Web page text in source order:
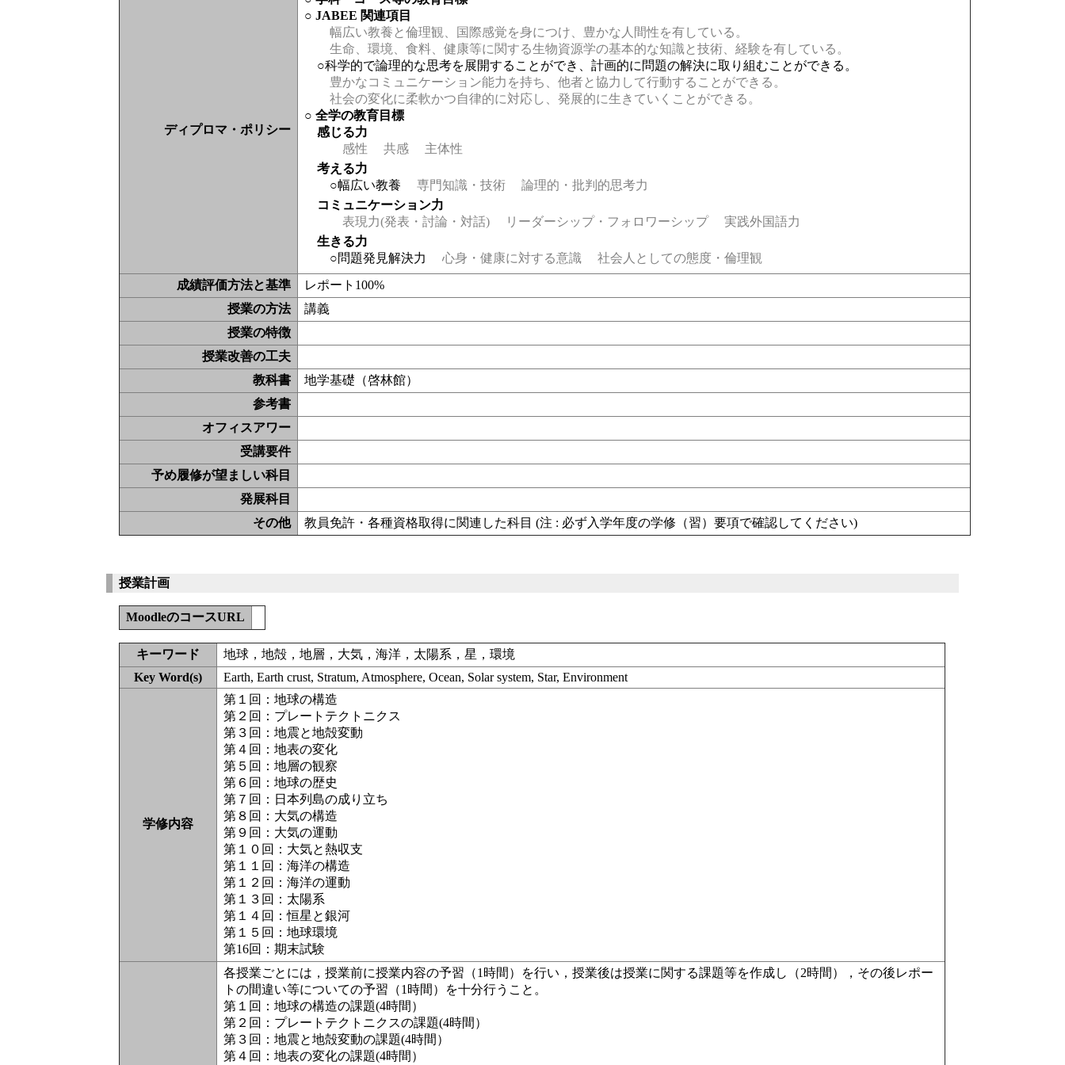
ディプロマ・ポリシー
○ JABEE 関連項目
幅広い教養と倫理観、国際感覚を身につけ、豊かな人間性を有している。
生命、環境、食料、健康等に関する生物資源学の基本的な知識と技術、経験を有している。
○科学的で論理的な思考を展開することができ、計画的に問題の解決に取り組むことができる。
豊かなコミュニケーション能力を持ち、他者と協力して行動することができる。
社会の変化に柔軟かつ自律的に対応し、発展的に生きていくことができる。
○ 全学の教育目標
感じる力
感性
共感
主体性
考える力
○幅広い教養
専門知識・技術
論理的・批判的思考力
コミュニケーション力
表現力(発表・討論・対話)
リーダーシップ・フォロワーシップ
実践外国語力
生きる力
○問題発見解決力
心身・健康に対する意識
社会人としての態度・倫理観
成績評価方法と基準
レポート100%
授業の方法
講義
授業の特徴
授業改善の工夫
教科書
地学基礎（啓林館）
参考書
オフィスアワー
受講要件
予め履修が望ましい科目
発展科目
その他
教員免許・各種資格取得に関連した科目 (注 : 必ず入学年度の学修（習）要項で確認してください)
授業計画
MoodleのコースURL
キーワード
地球，地殻，地層，大気，海洋，太陽系，星，環境
Key Word(s)
Earth, Earth crust, Stratum, Atmosphere, Ocean, Solar system, Star, Environment
学修内容
第１回：地球の構造
第２回：プレートテクトニクス
第３回：地震と地殻変動
第４回：地表の変化
第５回：地層の観察
第６回：地球の歴史
第７回：日本列島の成り立ち
第８回：大気の構造
第９回：大気の運動
第１０回：大気と熱収支
第１１回：海洋の構造
第１２回：海洋の運動
第１３回：太陽系
第１４回：恒星と銀河
第１５回：地球環境
第16回：期末試験
各授業ごとには，授業前に授業内容の予習（1時間）を行い，授業後は授業に関する課題等を作成し（2時間），その後レポー
トの間違い等についての予習（1時間）を十分行うこと。
第１回：地球の構造の課題(4時間）
第２回：プレートテクトニクスの課題(4時間）
第３回：地震と地殻変動の課題(4時間）
第４回：地表の変化の課題(4時間）